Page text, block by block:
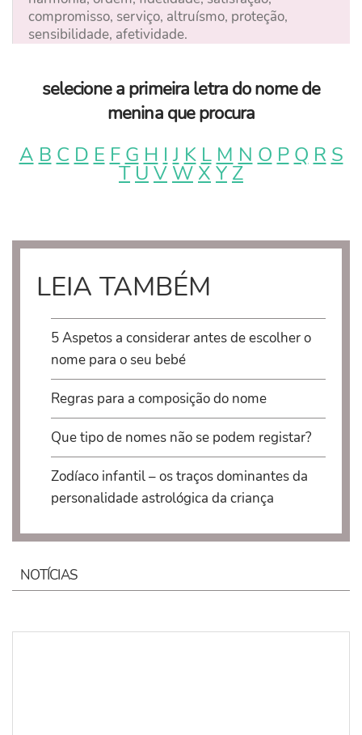
compromisso, serviço, altruísmo, proteção,
sensibilidade, afetividade.
selecione a primeira letra do nome de
menina que procura
A B C D E F G H I J K L M N O P Q R S
TUVW XYZ
LEIA TAMBÉM
5 Aspetos a considerar antes de escolher o
nome para o seu bebé
Regras para a composição do nome
Que tipo de nomes não se podem registar?
Zodíaco infantil – os traços dominantes da
personalidade astrológica da criança
NOTÍCIAS